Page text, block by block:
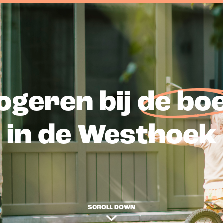
bij de
in de Westhoek
SCROLL DOWN